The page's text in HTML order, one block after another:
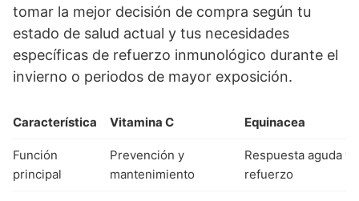
tomar la mejor decisión de compra según tu
estado de salud actual y tus necesidades
específicas de refuerzo inmunológico durante el
invierno o periodos de mayor exposición.
Característica Vitamina C Equinacea
Función
principal
Prevención y
mantenimiento
Respuesta aguda y
refuerzo